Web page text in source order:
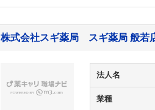
株式会社スギ薬局 スギ薬局 般若
法人名
業種